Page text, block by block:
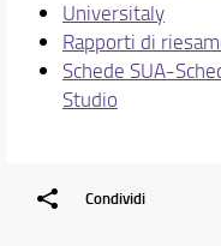
Qualità del Corso
Studenti con
Link utili
Segnalazioni e
Orientamento e
Universitaly
Rapporti di
Schede SUA-
Studio
Condividi